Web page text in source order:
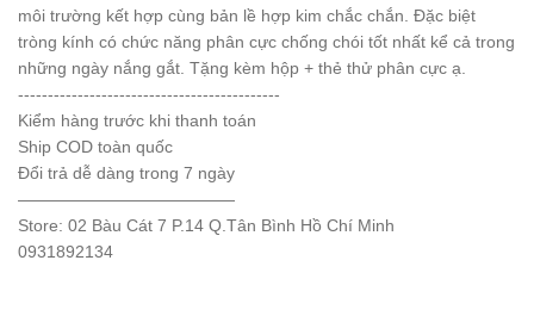
môi trường kết hợp cùng bản lề hợp kim chắc chắn. Đặc biệt
tròng kính có chức năng phân cực chống chói tốt nhất kể cả trong
những ngày nắng gắt. Tặng kèm hộp + thẻ thử phân cực ạ.
--------------------------------------------
Kiểm hàng trước khi thanh toán
Ship COD toàn quốc
Đổi trả dễ dàng trong 7 ngày
—————————————
Store: 02 Bàu Cát 7 P.14 Q.Tân Bình Hồ Chí Minh
0931892134